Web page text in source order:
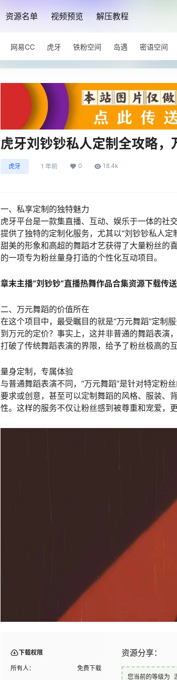
资源名单 视频预览 解压教程
网易CC 虎牙 铁粉空间 岛遇 密语空间
虎牙刘钞钞私人定制全攻略，
虎牙 1 年前 0 18.4k
一、私享定制的独特魅力
虎牙平台是一款集直播、互动、娱乐于一体的社
提供了独特的定制化服务，尤其以“刘钞钞私人
甜美的形象和高超的舞蹈才艺获得了大量粉丝的
的一项专为粉丝量身打造的个性化互动项目。
章末主播”刘钞钞”直播热舞作品合集资源下载传
二、万元舞蹈的价值所在
在这个项目中，最受瞩目的就是“万元舞蹈”定制
到万元的定价？事实上，这并非普通的舞蹈表演
打破了传统舞蹈表演的界限，给予了粉丝极高的
量身定制，专属体验
与普通舞蹈表演不同，“万元舞蹈”是针对特定粉
要求或创意，甚至可以定制舞蹈的风格、服装、
性。这样的服务不仅让粉丝感到被尊重和宠爱，
下载权限
所有人： 免费下载
资源分享：
您当前的等级为